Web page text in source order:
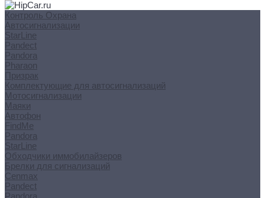
Контроль Охрана
Автосигнализации
StarLine
Pandect
Pandora
Pharaon
Призрак
Комплектующие для автосигнализаций
Мотосигнализации
Маяки
Автофон
FindMe
Pandora
StarLine
Обходчики иммобилайзеров
Брелки для сигнализаций
Cenmax
Pandect
Pandora